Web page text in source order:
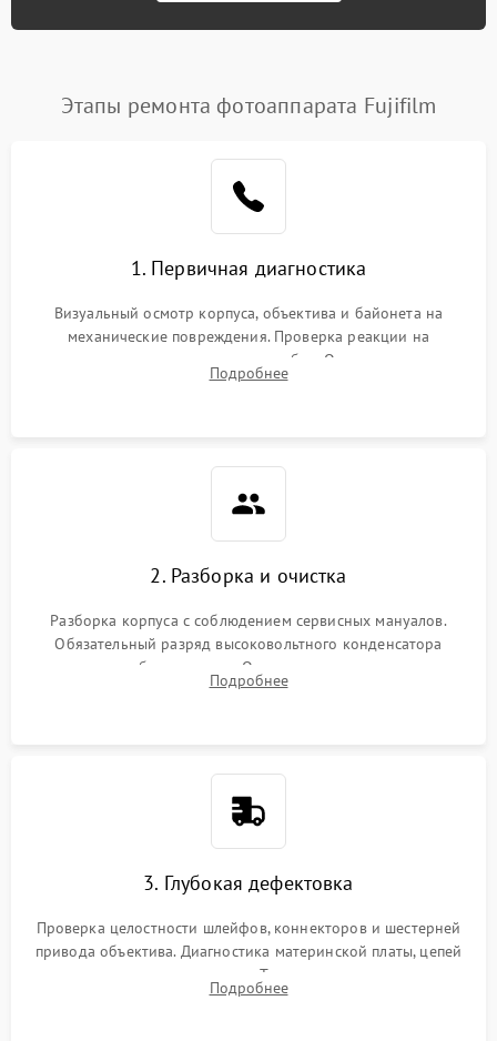
Этапы ремонта фотоаппарата Fujifilm
1. Первичная диагностика
Визуальный осмотр корпуса, объектива и байонета на
механические повреждения. Проверка реакции на
включение, считывание кодов ошибок. Оценка состояния
матрицы и затвора, проверка работы автофокуса и вспышки.
Подробнее
2. Разборка и очистка
Разборка корпуса с соблюдением сервисных мануалов.
Обязательный разряд высоковольтного конденсатора
вспышки для безопасности. Очистка внутренних узлов от
пыли, песка и следов влаги с помощью спецсредств.
Подробнее
3. Глубокая дефектовка
Проверка целостности шлейфов, коннекторов и шестерней
привода объектива. Диагностика материнской платы, цепей
питания и картоприемника. Тестирование механизма
затвора и блока внутрикамерной стабилизации.
Подробнее